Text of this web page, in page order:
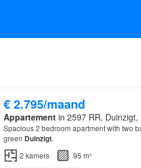
€ 2.795/maand
Appartementin 2597 RR, Duinzigt,
Spacious 2 bedroom apartment with two
green Duinzigt.
2 kamers
95 m²